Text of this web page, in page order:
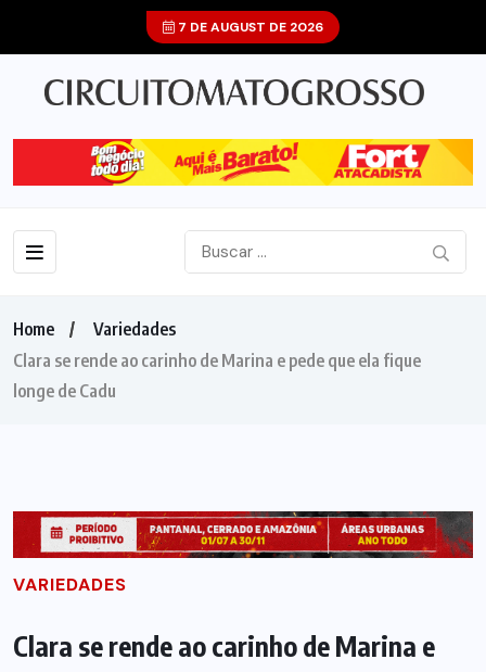
7 DE AUGUST DE 2026
Home
Variedades
Clara se rende ao carinho de Marina e pede que ela fique
longe de Cadu
VARIEDADES
Clara se rende ao carinho de Marina e